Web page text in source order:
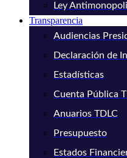
Ley
Transparencia
Audiencias
Declaración de
Estadísticas
Cuenta Pública
Anuarios TDLC
Presupuesto
Estados